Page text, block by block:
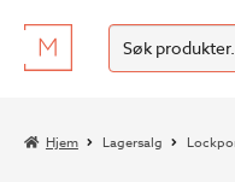
Hopp
til
Hopp
til
Søk
etter:
SØK
Hjem Lagersalg